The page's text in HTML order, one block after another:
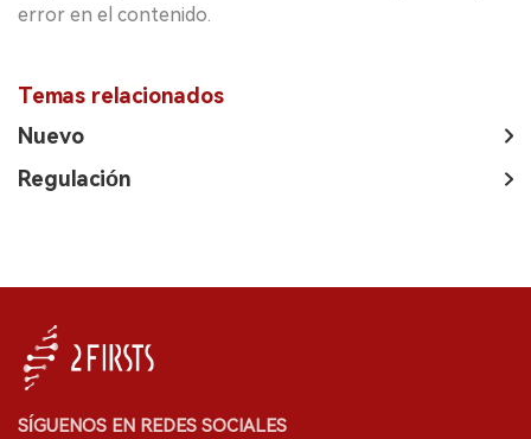
error en el contenido.
Temas relacionados
Nuevo
Regulación
SÍGUENOS EN REDES SOCIALES